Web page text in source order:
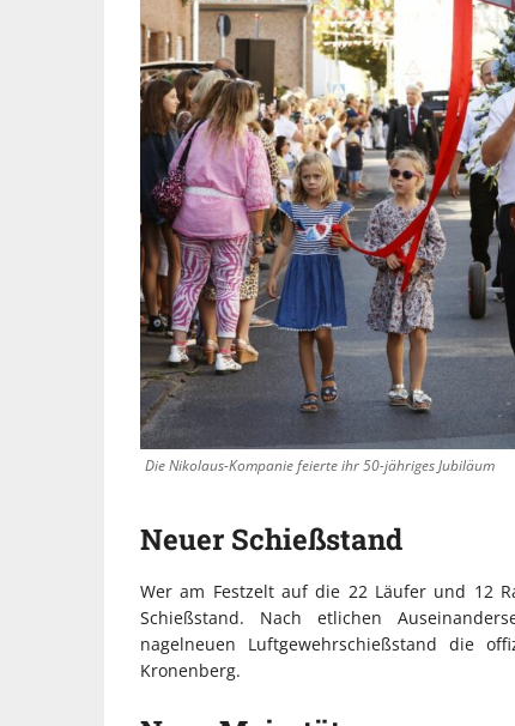
Die Nikolaus-Kompanie feierte ihr 50-jähriges Jubiläum
Neuer Schießstand
Wer am Festzelt auf die 22 Läufer und 12
Schießstand. Nach etlichen
nagelneuen Luftgewehrschießstand die
Kronenberg.